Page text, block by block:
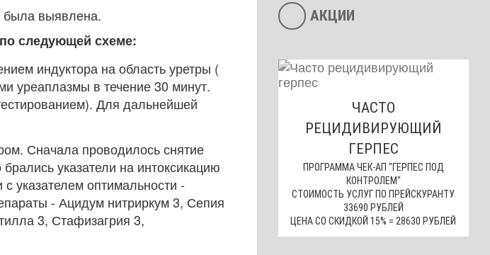
была выявлена.
следующей схеме:
индуктора на область уретры (
уреаплазмы в течение 30 минут.
Для дальнейшей
Сначала проводилось снятие
указатели на интоксикацию
указателем оптимальности -
- Ацидум нитриркум 3, Сепия
3, Стафизагрия 3,
АКЦИИ
ЧАСТО
РЕЦИДИВИРУЮЩИЙ
ГЕРПЕС
ПРОГРАММА ЧЕК-АП "ГЕРПЕС ПОД
КОНТРОЛЕМ"
СТОИМОСТЬ УСЛУГ ПО ПРЕЙСКУРАНТУ
33690 РУБЛЕЙ
ЦЕНА СО СКИДКОЙ 15% = 28630 РУБЛЕЙ